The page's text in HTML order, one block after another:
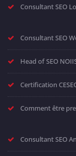
Consultant SEO
Consultant SEO
Head of SEO
Certification
Comment être
Consultant SEO